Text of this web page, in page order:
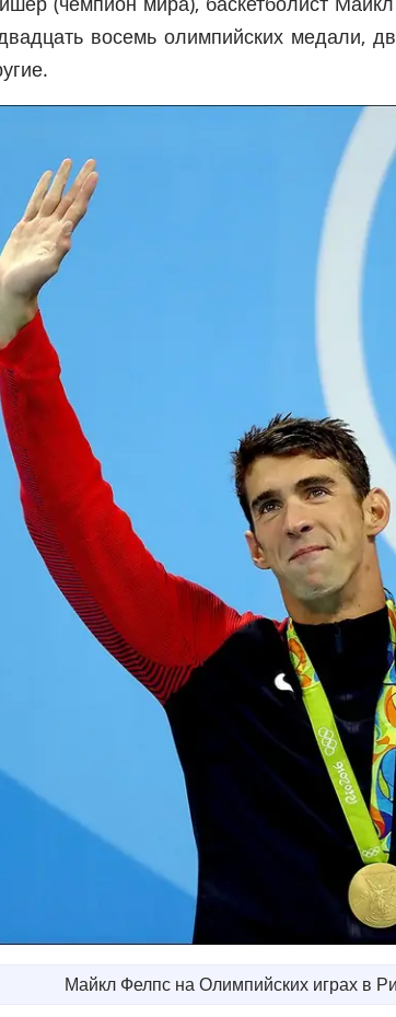
восемь олимпийских медали,
Майкл Фелпс на Олимпийских играх в